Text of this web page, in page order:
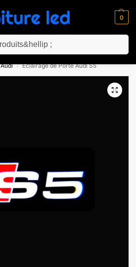
0
nouveaux clients avec le code “NC10”
/ Éclairage de Porte Audi S5